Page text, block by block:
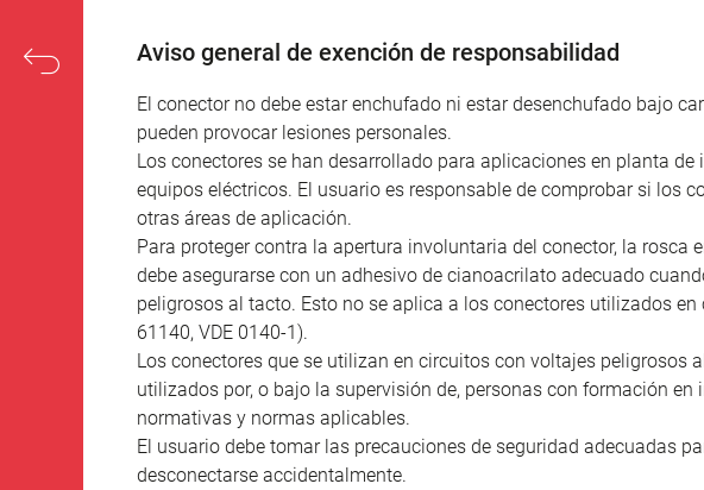
Aviso general de exención de responsabilidad
El conector no debe estar enchufado ni estar desenchufado bajo
pueden provocar lesiones personales.
Los conectores se han desarrollado para aplicaciones en planta
equipos eléctricos. El usuario es responsable de comprobar si los
otras áreas de aplicación.
Para proteger contra la apertura involuntaria del conector, la rosca
debe asegurarse con un adhesivo de cianoacrilato adecuado
peligrosos al tacto. Esto no se aplica a los conectores utilizados en
61140, VDE 0140-1).
Los conectores que se utilizan en circuitos con voltajes peligrosos
utilizados por, o bajo la supervisión de, personas con formación
normativas y normas aplicables.
El usuario debe tomar las precauciones de seguridad adecuadas
desconectarse accidentalmente.